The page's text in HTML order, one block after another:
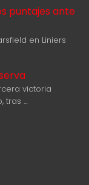
puntajes ante
en Liniers
victoria
tras …